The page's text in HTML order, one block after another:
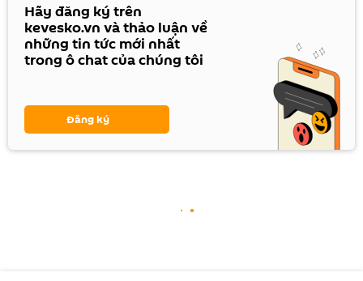
Hãy đăng ký trên
kevesko.vn và thảo luận về
những tin tức mới nhất
trong ô chat của chúng tôi
Đăng ký